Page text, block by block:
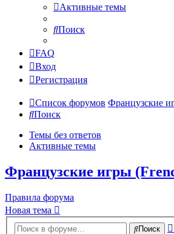
Активные темы
Поиск
FAQ
Вход
Регистрация
Список форумов Французские
Поиск
Темы без ответов
Активные темы
Французские игры
Правила форума
Новая тема
Поиск